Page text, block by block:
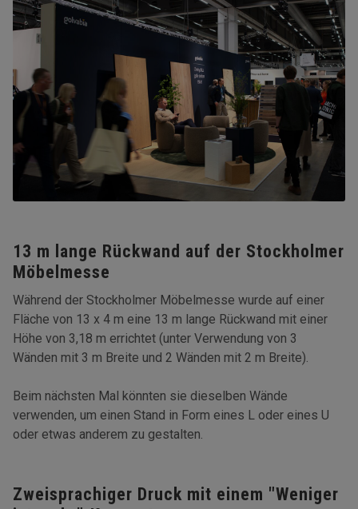
13 m lange Rückwand auf der Stockholmer
Möbelmesse
Während der Stockholmer Möbelmesse wurde auf einer
Fläche von 13 x 4 m eine 13 m lange Rückwand mit einer
Höhe von 3,18 m errichtet (unter Verwendung von 3
Wänden mit 3 m Breite und 2 Wänden mit 2 m Breite).
Beim nächsten Mal könnten sie dieselben Wände
verwenden, um einen Stand in Form eines L oder eines U
oder etwas anderem zu gestalten.
Zweisprachiger Druck mit einem "Weniger